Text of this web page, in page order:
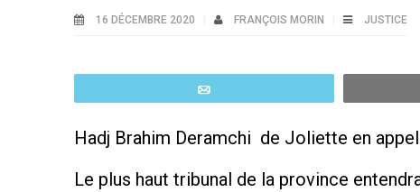
16 DÉCEMBRE 2020 FRANÇOIS MORIN JUSTICE
Hadj Brahim Deramchi de Joliette en
Le plus haut tribunal de la province